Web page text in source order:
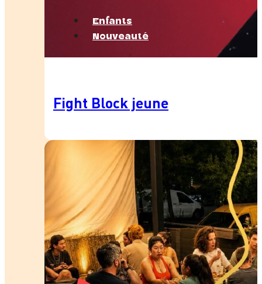
Enfants
Nouveauté
Fight Block jeune